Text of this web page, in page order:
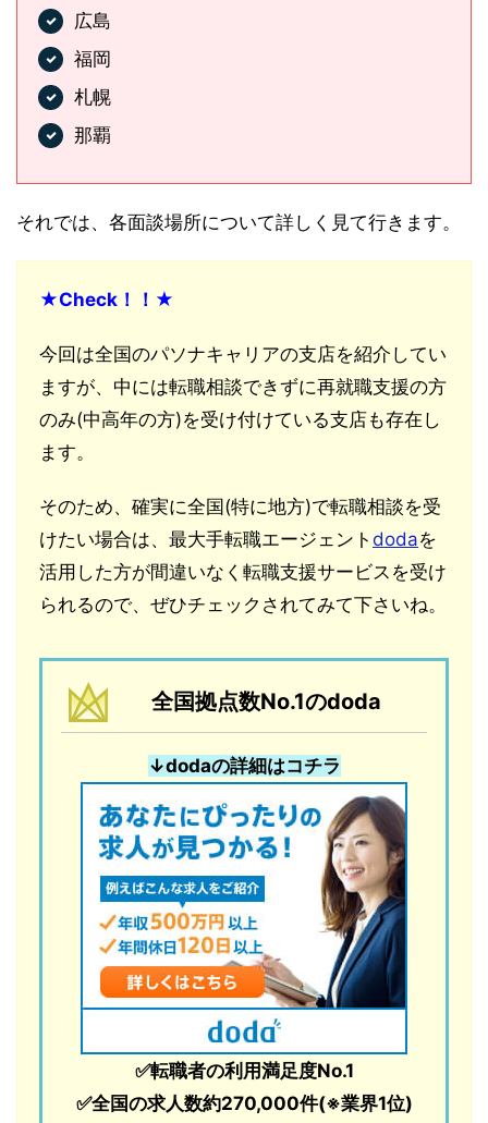
広島
福岡
札幌
那覇
それでは、各面談場所について詳しく見て行きます。
★Check！！★
今回は全国のパソナキャリアの支店を紹介してい
ますが、中には転職相談できずに再就職支援の方
のみ(中高年の方)を受け付けている支店も存在し
ます。
そのため、確実に全国(特に地方)で転職相談を受
けたい場合は、最大手転職エージェント dodaを
活用した方が間違いなく転職支援サービスを受け
られるので、ぜひチェックされてみて下さいね。
全国拠点数No.1のdoda
↓dodaの詳細はコチラ
✅転職者の利用満足度No.1
✅全国の求人数約270,000件(※業界1位)